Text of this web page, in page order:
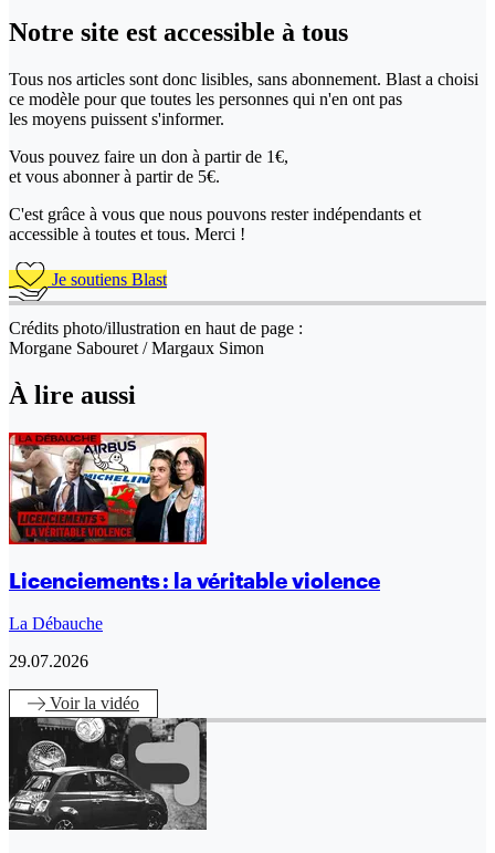
Notre site est accessible à tous
Tous nos articles sont donc lisibles, sans abonnement. Blast a choisi
ce modèle pour que toutes les personnes qui n'en ont pas
les moyens puissent s'informer.
Vous pouvez faire un don à partir de 1€,
et vous abonner à partir de 5€.
C'est grâce à vous que nous pouvons rester indépendants et
accessible à toutes et tous. Merci !
Je soutiens Blast
Crédits photo/illustration en haut de page :
Morgane Sabouret / Margaux Simon
À lire aussi
Licenciements : la véritable violence
La Débauche
29.07.2026
Voirla vidéo